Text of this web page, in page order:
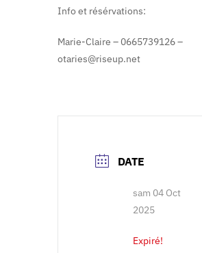
Info et résérvations:
Marie-Claire – 0665739126 –
otaries@riseup.net
DATE
sam 04 Oct
2025
Expiré!